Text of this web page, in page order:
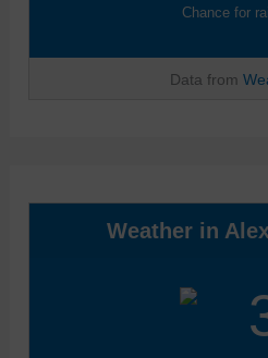
Chance for
Data from
Weather in